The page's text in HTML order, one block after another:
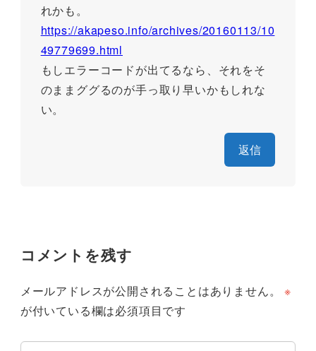
れかも。
https://akapeso.info/archives/20160113/10
49779699.html
もしエラーコードが出てるなら、それをそ
のままググるのが手っ取り早いかもしれな
い。
返信
コメントを残す
メールアドレスが公開されることはありません。
※
が付いている欄は必須項目です